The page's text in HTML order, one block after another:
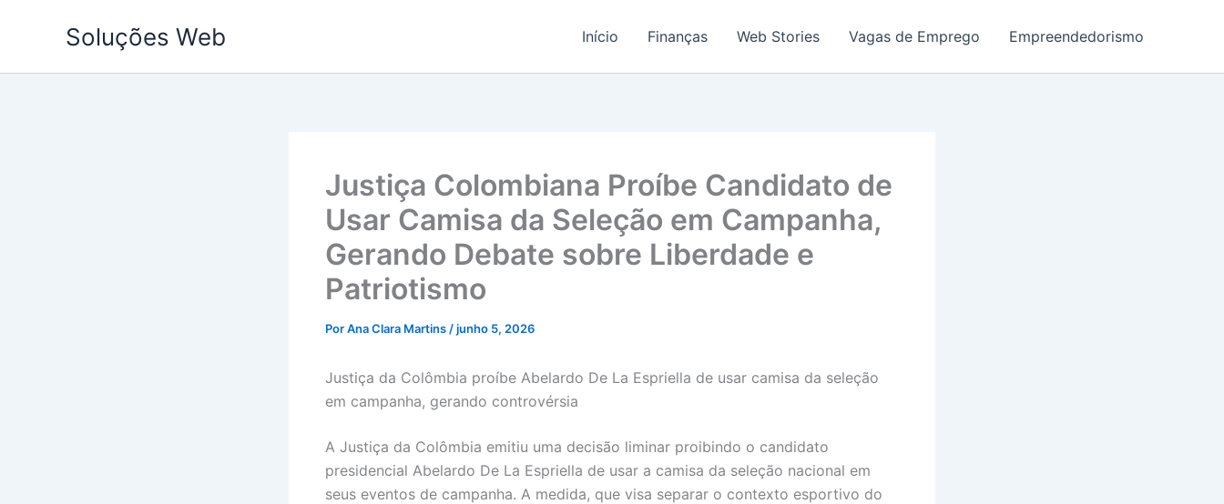
Soluções Web Início Finanças Web Stories Vagas de Emprego Empreendedorismo
Justiça Colombiana Proíbe Candidato de
Usar Camisa da Seleção em Campanha,
Gerando Debate sobre Liberdade e
Patriotismo
PorAna Clara Martins /junho 5, 2026
Justiça da Colômbia proíbe Abelardo De La Espriella de usar camisa da seleção
em campanha, gerando controvérsia
A Justiça da Colômbia emitiu uma decisão liminar proibindo o candidato
presidencial Abelardo De La Espriella de usar a camisa da seleção nacional em
seus eventos de campanha. A medida, que visa separar o contexto esportivo do